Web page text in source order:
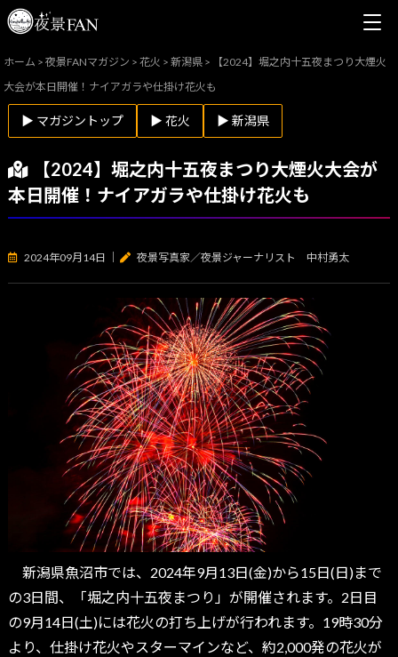
ホーム >夜景FANマガジン >花火 >新潟県 >
【2024】堀之内十五夜まつり大煙火
大会が本日開催！ナイアガラや仕掛け花火も
▶ マガジントップ ▶ 花火 ▶ 新潟県
【2024】堀之内十五夜まつり大煙火大会が
本日開催！ナイアガラや仕掛け花火も
2024年09月14日 夜景写真家／夜景ジャーナリスト 中村勇太
新潟県魚沼市では、2024年9月13日(金)から15日(日)まで
の3日間、「堀之内十五夜まつり」が開催されます。2日目
の9月14日(土)には花火の打ち上げが行われます。19時30分
より、仕掛け花火やスターマインなど、約2,000発の花火が